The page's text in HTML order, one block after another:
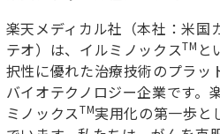
楽天メディカル社（本社：米国
テオ）は、イルミノックスTM と
択性に優れた治療技術のプラッ
バイオテクノロジー企業です。
ミノックスTM実用化の第一歩と